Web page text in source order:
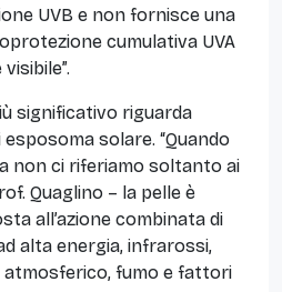
UVB e non fornisce una
cumulativa UVA
significativo riguarda
solare. “Quando
non ci riferiamo soltanto ai
Quaglino – la pelle è
all’azione combinata di
alta energia, infrarossi,
atmosferico, fumo e fattori